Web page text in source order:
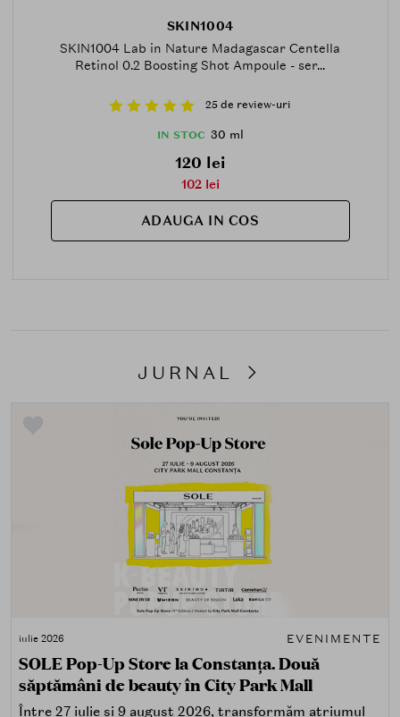
SKIN1004
SKIN1004 Lab in Nature Madagascar Centella
Retinol 0.2 Boosting Shot Ampoule - ser...
25 de review-uri
IN STOC 30 ml
120 lei
102 lei
ADAUGA IN COS
JURNAL
iulie 2026 EVENIMENTE
SOLE Pop-Up Store la Constanța. Două
săptămâni de beauty în City Park Mall
Între 27 iulie și 9 august 2026, transformăm atriumul